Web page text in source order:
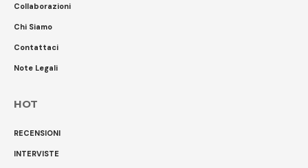
Collaborazioni
Chi Siamo
Contattaci
Note Legali
HOT
RECENSIONI
INTERVISTE